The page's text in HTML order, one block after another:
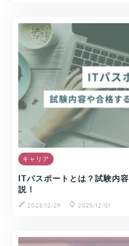
キャリア
ITパスポートとは？試験内
説！
2023/12/29
2025/12/01